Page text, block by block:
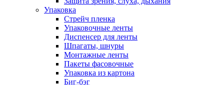
Упаковка
Стрейч пленка
Упаковочные ленты
Диспенсер для ленты
Шпагаты, шнуры
Монтажные ленты
Пакеты фасовочные
Упаковка из картона
Биг-бэг